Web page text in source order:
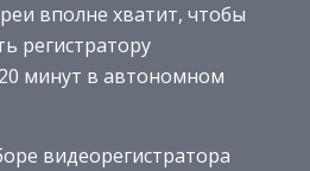
вполне хватит, чтобы
регистратору
минут в автономном
видеорегистратора